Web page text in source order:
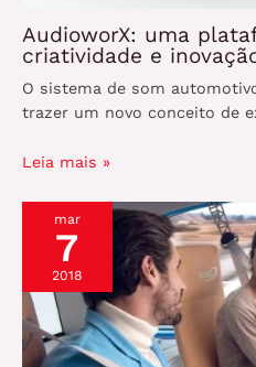
AudioworX: uma
criatividade e
O sistema de som
trazer um novo conceito de
Leia mais »
mar
7
2018